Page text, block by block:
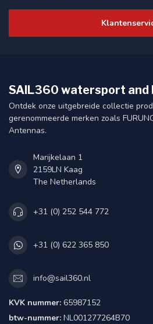
SAIL360 watersport and
Ontdek onze uitgebreide collectie
gerenommeerde merken zoals
Antennas.
Marijkelaan 1
2159LN Kaag
The Netherlands
+31 (0) 252 544 772
+31 (0) 622 365 850
info@sail360.nl
KVK nummer: 65987152
btw-nummer: NL001277264B70